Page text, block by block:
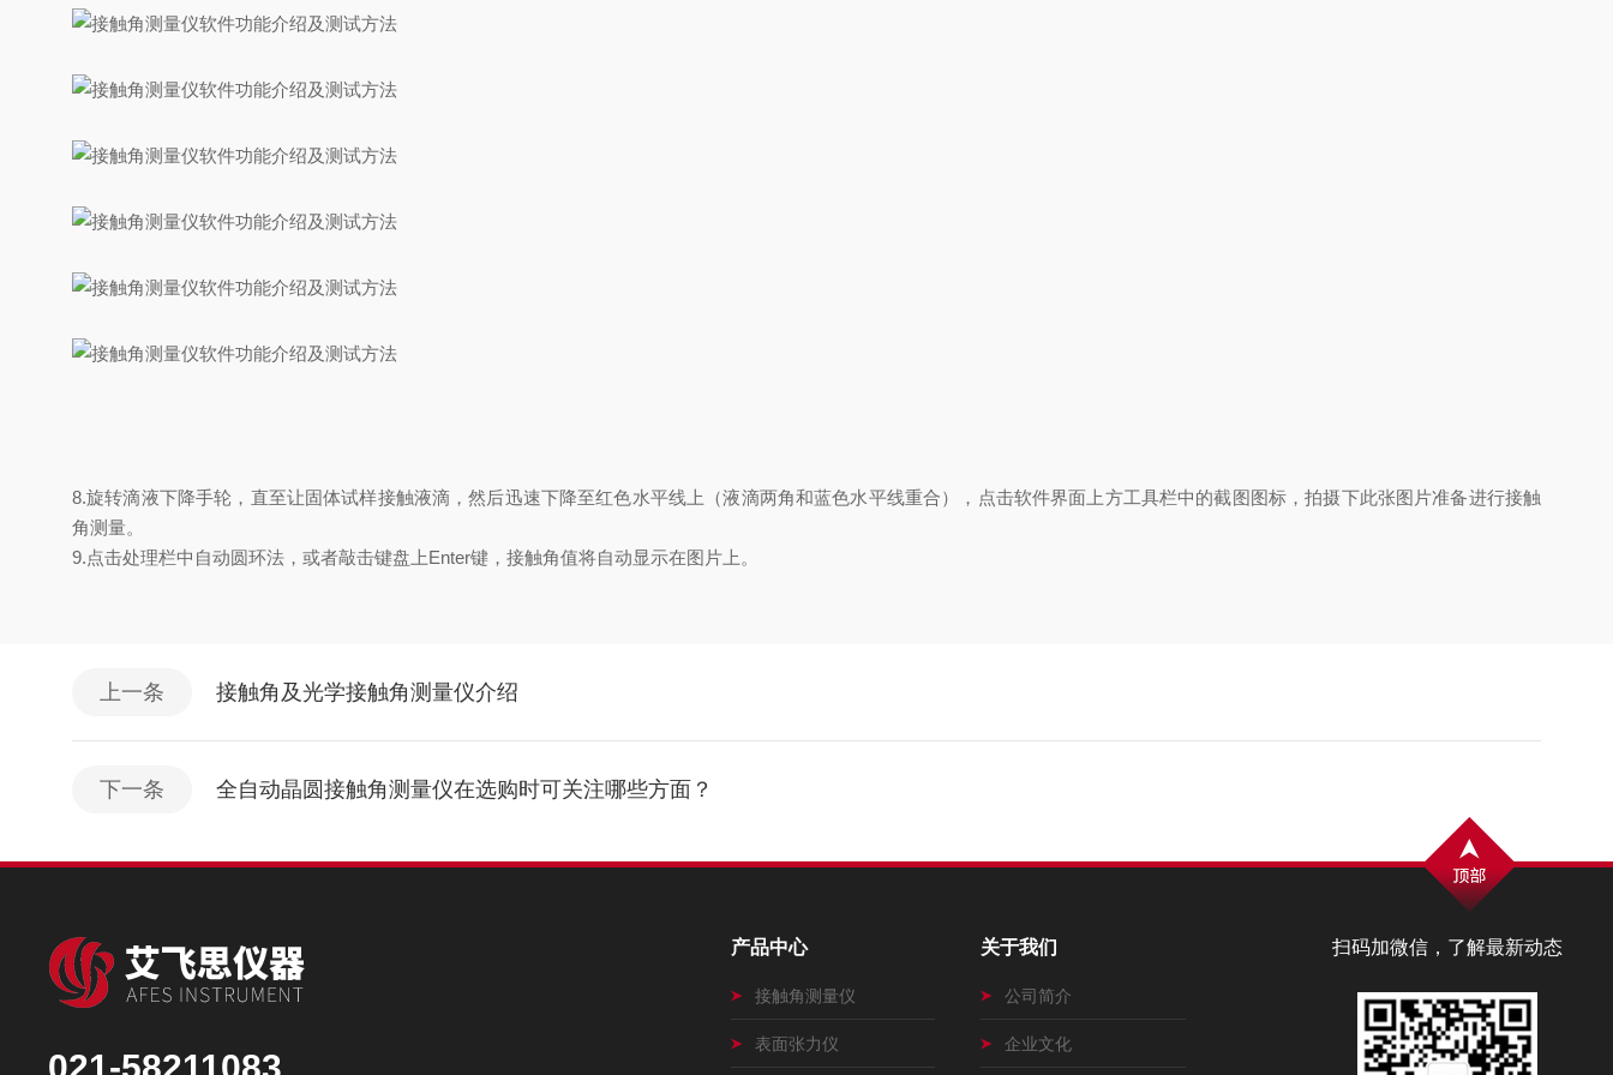
8.旋转滴液下降手轮，直至让固体试样接触液滴，然后迅速下降至红色水平线上（液滴两角和蓝色水平线重合），点击软件界面上方工具栏中的截图图标，拍摄下此张图片准备进行接触
角测量。
9.点击处理栏中自动圆环法，或者敲击键盘上Enter键，接触角值将自动显示在图片上。
上一条 接触角及光学接触角测量仪介绍
下一条 全自动晶圆接触角测量仪在选购时可关注哪些方面？
扫码加微信，了解最新动态
产品中心
接触角测量仪
表面张力仪
关于我们
公司简介
企业文化